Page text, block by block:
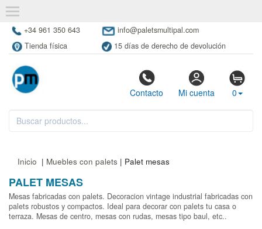
+34 961 350 643
info@paletsmultipal.com
Tienda física
15 días de derecho de devolución
Contacto Mi cuenta 0
Inicio | Muebles con palets | Palet mesas
PALET MESAS
Mesas fabricadas con palets. Decoracion vintage industrial fabricadas con
palets robustos y compactos. Ideal para decorar con palets tu casa o
terraza. Mesas de centro, mesas con rudas, mesas tipo baul, etc..